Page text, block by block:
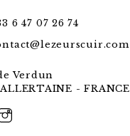
6 47 07 26 74
Verdun
- FRANCE